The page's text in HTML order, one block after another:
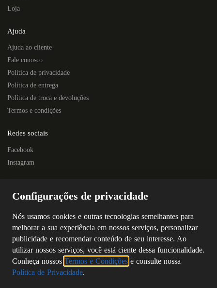
Loja
Ajuda
Ajuda ao cliente
Fale conosco
Política de privacidade
Política de entrega
Política de troca e devoluções
Termos e condições
Redes sociais
Facebook
Instagram
Rua Quintino Bocaiúva, 445E – Centro
Próximo à Escola Prof. Nelson Horostecki
CEP: 89802-250
(49) 3323-4687
(49) 98805-5869
Configurações de privacidade
Nós usamos cookies e outras tecnologias semelhantes para
melhorar a sua experiência em nossos serviços, personalizar
publicidade e recomendar conteúdo de seu interesse. Ao
utilizar nossos serviços, você está ciente dessa funcionalidade.
Conheça nossos Termos e Condições e consulte nossa
Política de Privacidade.